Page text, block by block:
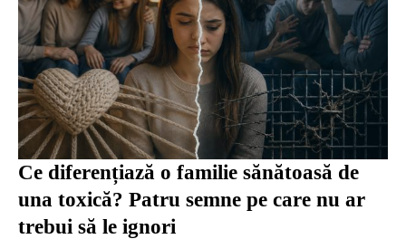
Ce diferențiază o familie sănătoasă de
una toxică? Patru semne pe care nu ar
trebui să le ignori